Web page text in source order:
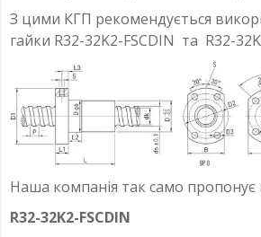
З цими КГП рекомендується
гайки R32-32K2-FSCDIN та R32-
Наша компанія так само пропонує
R32-32K2-FSCDIN